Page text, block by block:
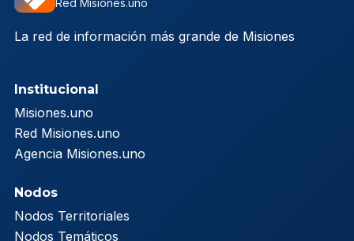
La red de información más grande de Misiones
Institucional
Misiones.uno
Red Misiones.uno
Agencia Misiones.uno
Nodos
Nodos Territoriales
Nodos Temáticos